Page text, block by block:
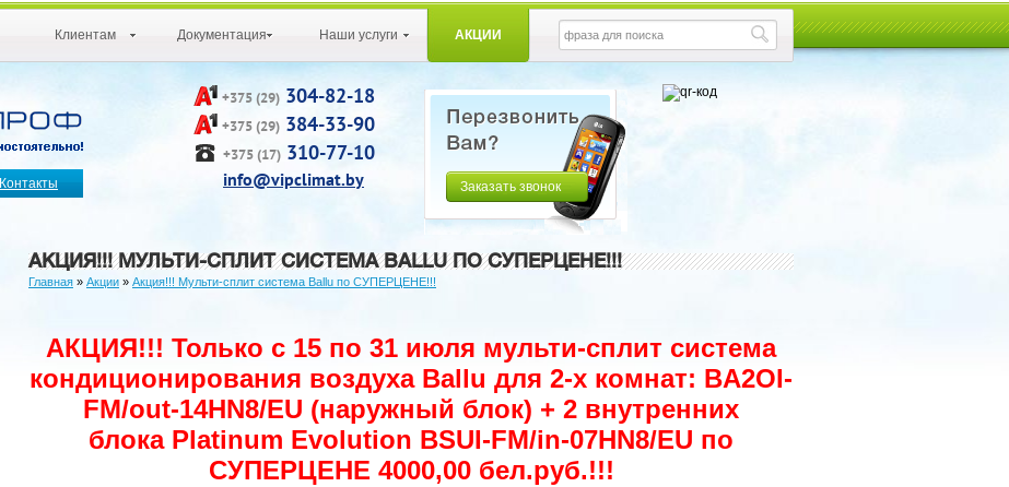
Клиентам Документация Наши услуги АКЦИИ
Контакты
+375 (29) 304-82-18
+375 (29) 384-33-90
+375 (17)310-77-10
info@vipclimat.by Заказать звонок
АКЦИЯ!!! МУЛЬТИ-СПЛИТ СИСТЕМА BALLU ПО СУПЕРЦЕНЕ!!!
Главная » Акции » Акция!!! Мульти-сплит система Ballu по СУПЕРЦЕНЕ!!!
АКЦИЯ!!! Только с 15 по 31 июля мульти-сплит система
кондиционирования воздуха Ballu для 2-х комнат: BA2OI-
FM/out-14HN8/EU (наружный блок) + 2 внутренних
блока Platinum Evolution BSUI-FM/in-07HN8/EU по
СУПЕРЦЕНЕ 4000,00 бел.руб.!!!